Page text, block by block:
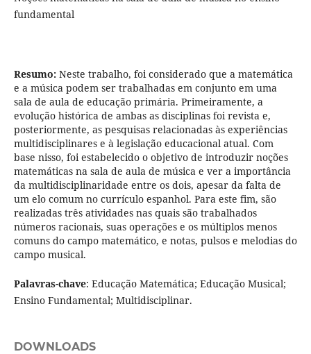
fundamental
Resumo: Neste trabalho, foi considerado que a matemática
e a música podem ser trabalhadas em conjunto em uma
sala de aula de educação primária. Primeiramente, a
evolução histórica de ambas as disciplinas foi revista e,
posteriormente, as pesquisas relacionadas às experiências
multidisciplinares e à legislação educacional atual. Com
base nisso, foi estabelecido o objetivo de introduzir noções
matemáticas na sala de aula de música e ver a importância
da multidisciplinaridade entre os dois, apesar da falta de
um elo comum no currículo espanhol. Para este fim, são
realizadas três atividades nas quais são trabalhados
números racionais, suas operações e os múltiplos menos
comuns do campo matemático, e notas, pulsos e melodias do
campo musical.
Palavras-chave: Educação Matemática; Educação Musical;
Ensino Fundamental; Multidisciplinar.
DOWNLOADS